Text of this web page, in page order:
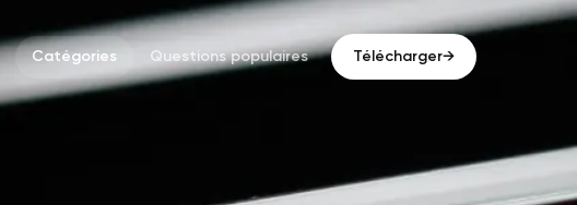
Catégories Questions populaires Télécharger→